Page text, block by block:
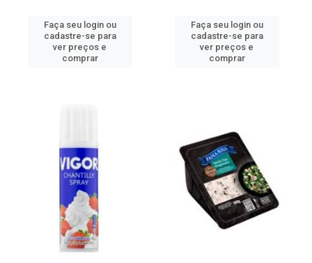
Faça seu login ou
cadastre-se para
ver preços e
comprar
Faça seu login ou
cadastre-se para
ver preços e
comprar